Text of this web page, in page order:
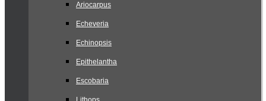
Ariocarpus
Echeveria
Echinopsis
Epithelantha
Escobaria